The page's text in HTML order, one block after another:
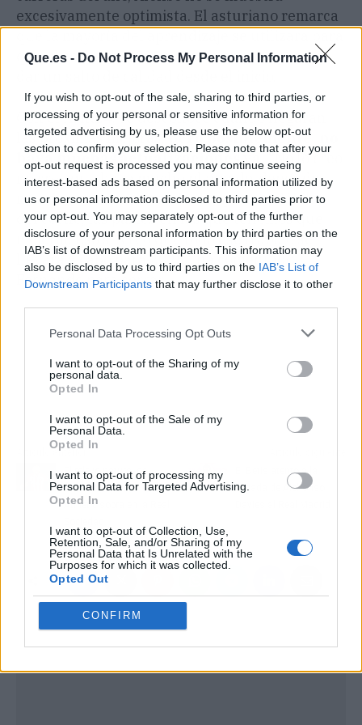
Que.es - Do Not Process My Personal Information
If you wish to opt-out of the sale, sharing to third parties, or
processing of your personal or sensitive information for
targeted advertising by us, please use the below opt-out
section to confirm your selection. Please note that after your
opt-out request is processed you may continue seeing
interest-based ads based on personal information utilized by
us or personal information disclosed to third parties prior to
your opt-out. You may separately opt-out of the further
disclosure of your personal information by third parties on the
IAB’s list of downstream participants. This information may
also be disclosed by us to third parties on the IAB’s List of
Downstream Participants that may further disclose it to other
Personal Data Processing Opt Outs
I want to opt-out of the Sharing of my
personal data.
Opted In
I want to opt-out of the Sale of my
Personal Data.
Opted In
I want to opt-out of processing my
Personal Data for Targeted Advertising.
Opted In
I want to opt-out of Collection, Use,
Retention, Sale, and/or Sharing of my
Personal Data that Is Unrelated with the
Purposes for which it was collected.
Opted Out
CONFIRM
excesivamente optimista. El asturiano remarca
que el coche de 2025 nazca bien y les permita
Con el AMR24, se desconoce cuándo llegarán
las próximas mejoras,pero posiblemente, no
haya muchas actualizaciones ya. "No lo creo,
no creo que haya mucho planeado, depende
más de nosotros entender los puntos débiles
del coche, las partes en las que tenemos que
mejorar. Eso sí, creo que todo ese trabajo se
llevará a cabo para 2025", ha comentado
Fernando para cerrar.
Artículo anterior
El relevo natural de
Óscar de Marcos en el
Athletic sobra en la Real
El Betis atento a la
llegada de Alphonso